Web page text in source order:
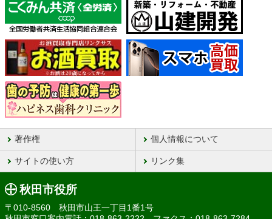
著作権 個人情報について
サイトの使い方 リンク集
秋田市役所
〒010-8560 秋田市山王一丁目1番1号